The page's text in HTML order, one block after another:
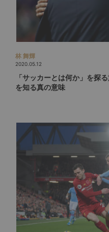
林 舞輝
2020.05.12
「サッカーとは何か」を探
を知る真の意味